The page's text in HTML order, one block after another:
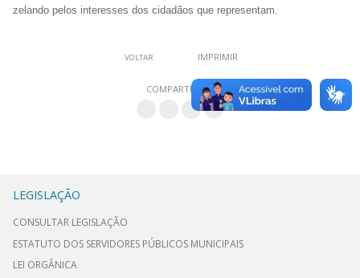
zelando pelos interesses dos cidadãos que representam.
VOLTAR IMPRIMIR
COMPARTILHAR
LEGISLAÇÃO
CONSULTAR LEGISLAÇÃO
ESTATUTO DOS SERVIDORES PÚBLICOS MUNICIPAIS
LEI ORGÂNICA